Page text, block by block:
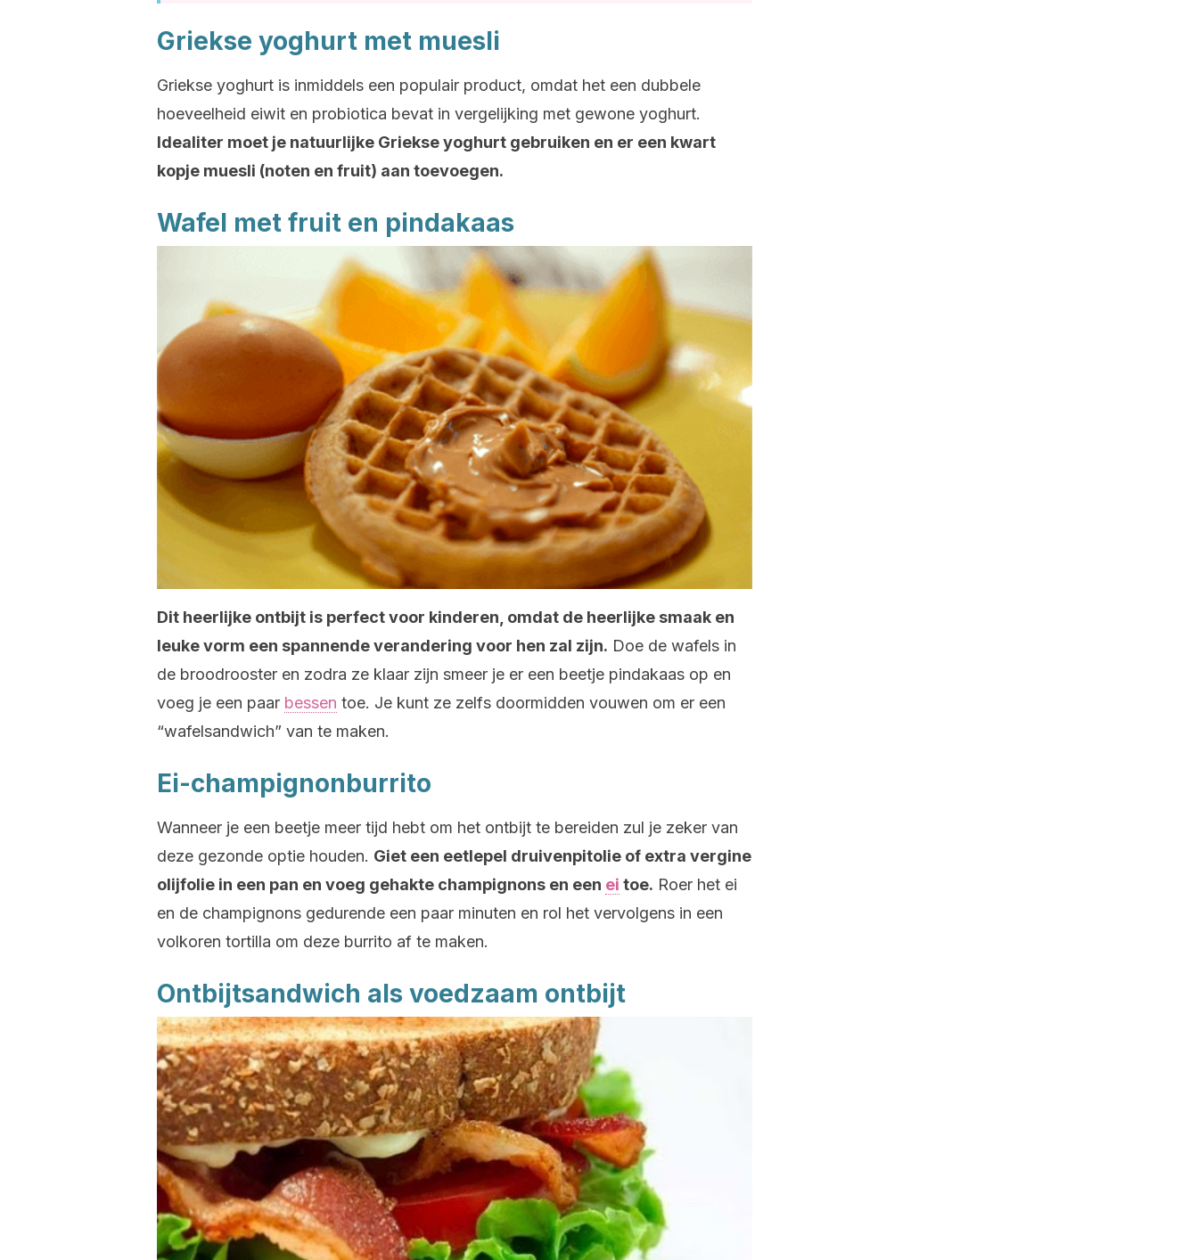
Griekse yoghurt met muesli
Griekse yoghurt is inmiddels een populair product, omdat het een dubbele
hoeveelheid eiwit en probiotica bevat in vergelijking met gewone yoghurt.
Idealiter moet je natuurlijke Griekse yoghurt gebruiken en er een kwart
kopje muesli (noten en fruit) aan toevoegen.
Wafel met fruit en pindakaas
Dit heerlijke ontbijt is perfect voor kinderen, omdat de heerlijke smaak en
leuke vorm een spannende verandering voor hen zal zijn. Doe de wafels in
de broodrooster en zodra ze klaar zijn smeer je er een beetje pindakaas op en
voeg je een paar bessen toe. Je kunt ze zelfs doormidden vouwen om er een
“wafelsandwich” van te maken.
Ei-champignonburrito
Wanneer je een beetje meer tijd hebt om het ontbijt te bereiden zul je zeker van
deze gezonde optie houden. Giet een eetlepel druivenpitolie of extra vergine
olijfolie in een pan en voeg gehakte champignons en een ei toe. Roer het ei
en de champignons gedurende een paar minuten en rol het vervolgens in een
volkoren tortilla om deze burrito af te maken.
Ontbijtsandwich als voedzaam ontbijt